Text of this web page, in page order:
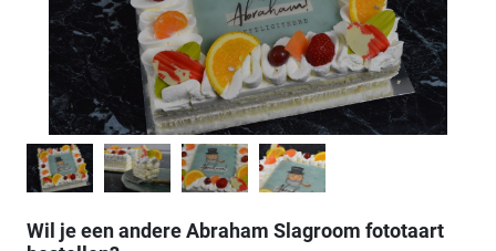
Wil je een andere Abraham Slagroom fototaart